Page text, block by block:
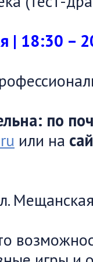
| 18:30 –
по
или на